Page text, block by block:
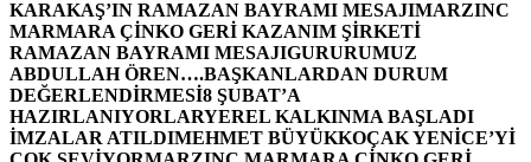
KARAKAŞ’IN RAMAZAN BAYRAMI MESAJIMARZINC
MARMARA ÇİNKO GERİ KAZANIM ŞİRKETİ
RAMAZAN BAYRAMI MESAJIGURURUMUZ
ABDULLAH ÖREN….BAŞKANLARDAN DURUM
DEĞERLENDİRMESİ8 ŞUBAT’A
HAZIRLANIYORLARYEREL KALKINMA BAŞLADI
İMZALAR ATILDIMEHMET BÜYÜKKOÇAK YENİCE’Yİ